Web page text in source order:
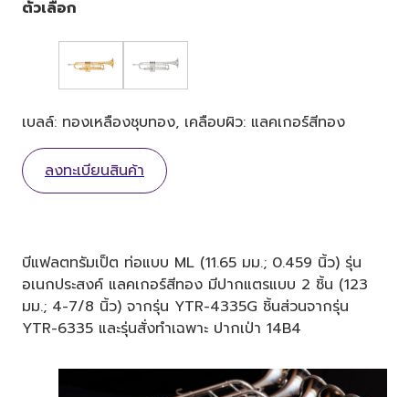
ตัวเลือก
เบลล์: ทองเหลืองชุบทอง, เคลือบผิว: แลคเกอร์สีทอง
ลงทะเบียนสินค้า
บีแฟลตทรัมเป็ต ท่อแบบ ML (11.65 มม.; 0.459 นิ้ว) รุ่น
อเนกประสงค์ แลคเกอร์สีทอง มีปากแตรแบบ 2 ชิ้น (123
มม.; 4-7/8 นิ้ว) จากรุ่น YTR-4335G ชิ้นส่วนจากรุ่น
YTR-6335 และรุ่นสั่งทำเฉพาะ ปากเป่า 14B4